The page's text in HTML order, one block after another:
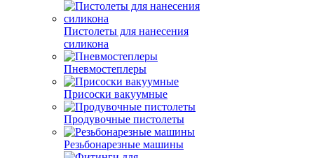
Пистолеты для нанесения
силикона
Пневмостеплеры
Присоски вакуумные
Продувочные пистолеты
Резьбонарезные машины